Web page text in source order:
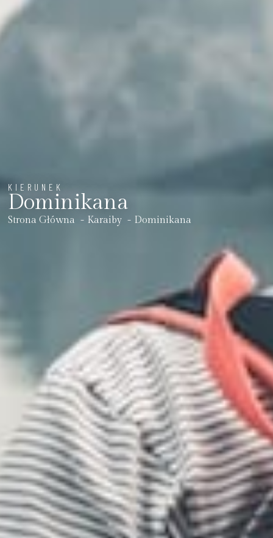
KIERUNEK
Dominikana
Strona Główna Karaiby Dominikana